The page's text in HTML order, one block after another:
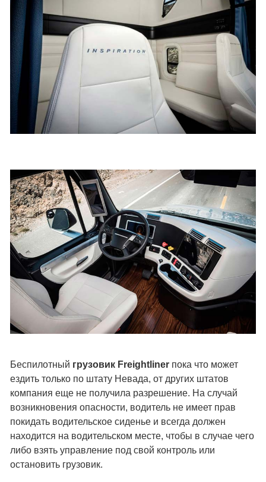
Беспилотный грузовик Freightliner пока что может
ездить только по штату Невада, от других штатов
компания еще не получила разрешение. На случай
возникновения опасности, водитель не имеет прав
покидать водительское сиденье и всегда должен
находится на водительском месте, чтобы в случае чего
либо взять управление под свой контроль или
остановить грузовик.